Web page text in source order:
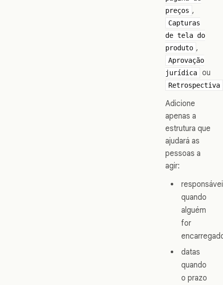
preços ,
Capturas
de tela do
produto ,
Aprovação
jurídica
ou
Retrospectiva
Adicione
apenas a
estrutura que
ajudará as
pessoas a
agir:
quando
alguém
for
datas
quando
o prazo